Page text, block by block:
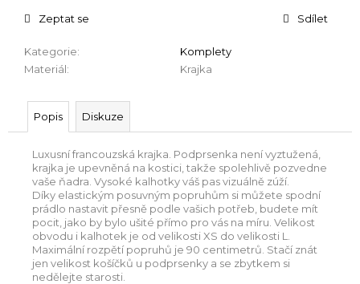
Kategorie:
Komplety
Materiál: Krajka
Zeptat se Sdílet
Popis Diskuze
Luxusní francouzská krajka. Podprsenka není vyztužená,
krajka je upevněná na kostici, takže spolehlivě pozvedne
vaše ňadra. Vysoké kalhotky váš pas vizuálně zúží.
Díky elastickým posuvným popruhům si můžete spodní
prádlo nastavit přesně podle vašich potřeb, budete mít
pocit, jako by bylo ušité přímo pro vás na míru. Velikost
obvodu i kalhotek je od velikosti XS do velikosti L.
Maximální rozpětí popruhů je 90 centimetrů. Stačí znát
jen velikost košíčků u podprsenky a se zbytkem si
nedělejte starosti.